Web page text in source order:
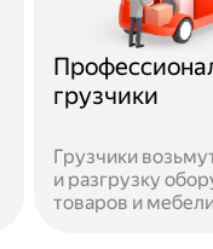
грузчики
Грузчики
и разгрузку
товаров и